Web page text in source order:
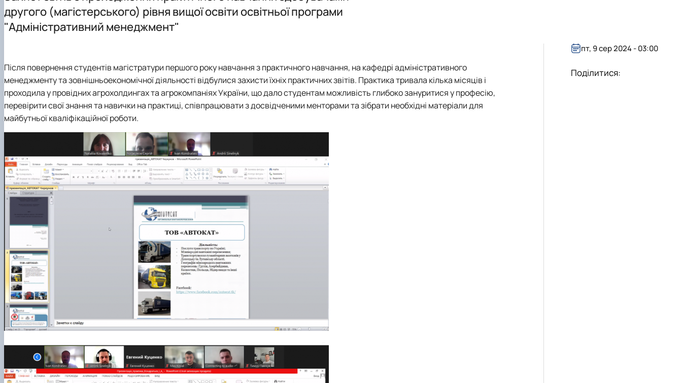
Співробітники кафедри
ННВЛ «Бізнес-аналітика»
Клуб випускників
Логістика
Підготовка до акредитації ОП "Адміністративний менеджмент"
Підготовка до акредитації ОП "Менеджмент ЗЕД"
Аспірантура
Організація практичного навчання
Графік консультацій
Проєкт DAAD
DigiAgrar_UA
AgriWork_UA
Логістика
Експрес-курс підготовки слухачів для здачі ЄФВВ з «Управління та адмініструванн…
другого (магістерського) рівня вищої освіти освітньої програми
"Адміністративний менеджмент"
Після повернення студентів магістратури першого року навчання з практичного навчання, на кафедрі адміністративного
менеджменту та зовнішньоекономічної діяльності відбулися захисти їхніх практичних звітів. Практика тривала кілька місяців і
проходила у провідних агрохолдингах та агрокомпаніях України, що дало студентам можливість глибоко зануритися у професію,
перевірити свої знання та навички на практиці, співпрацювати з досвідченими менторами та зібрати необхідні матеріали для
майбутньої кваліфікаційної роботи.
пт, 9 сер 2024 - 03:00
Поділитися: